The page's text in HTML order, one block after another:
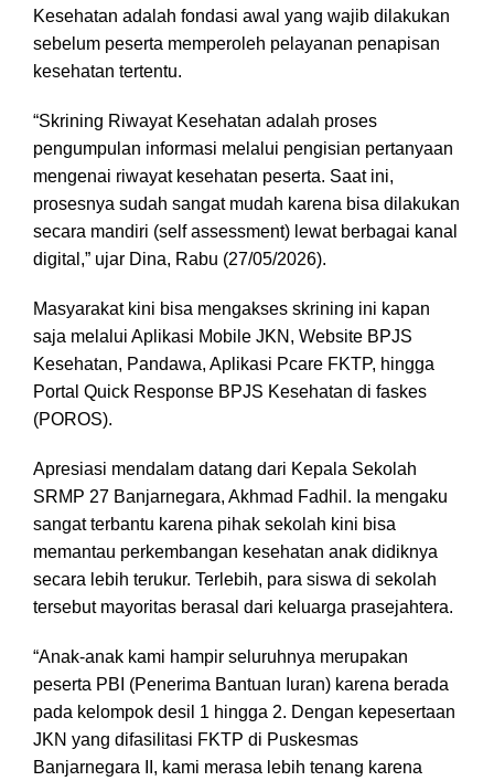
Kesehatan adalah fondasi awal yang wajib dilakukan
sebelum peserta memperoleh pelayanan penapisan
kesehatan tertentu.
“Skrining Riwayat Kesehatan adalah proses
pengumpulan informasi melalui pengisian pertanyaan
mengenai riwayat kesehatan peserta. Saat ini,
prosesnya sudah sangat mudah karena bisa dilakukan
secara mandiri (self assessment) lewat berbagai kanal
digital,” ujar Dina, Rabu (27/05/2026).
Masyarakat kini bisa mengakses skrining ini kapan
saja melalui Aplikasi Mobile JKN, Website BPJS
Kesehatan, Pandawa, Aplikasi Pcare FKTP, hingga
Portal Quick Response BPJS Kesehatan di faskes
(POROS).
Apresiasi mendalam datang dari Kepala Sekolah
SRMP 27 Banjarnegara, Akhmad Fadhil. Ia mengaku
sangat terbantu karena pihak sekolah kini bisa
memantau perkembangan kesehatan anak didiknya
secara lebih terukur. Terlebih, para siswa di sekolah
tersebut mayoritas berasal dari keluarga prasejahtera.
“Anak-anak kami hampir seluruhnya merupakan
peserta PBI (Penerima Bantuan Iuran) karena berada
pada kelompok desil 1 hingga 2. Dengan kepesertaan
JKN yang difasilitasi FKTP di Puskesmas
Banjarnegara II, kami merasa lebih tenang karena